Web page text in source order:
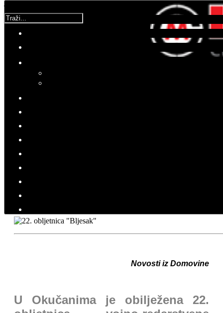
Traži...
Molimo ocijenite
U samo 31 sat oslobođeno 500
četvornih kilometara
Obilježena 22. obljetnica
VRO "Bljesak"
Novosti iz Domovine
U Okučanima je obilježena 22.